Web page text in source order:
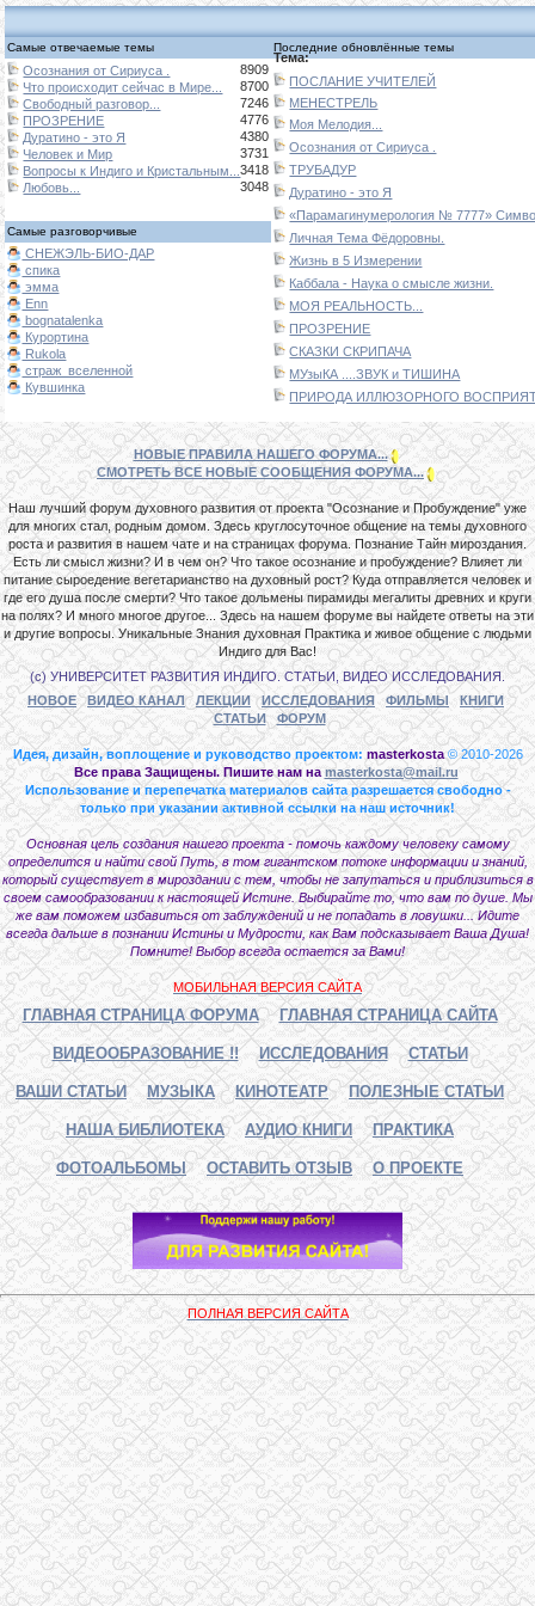
некоторых — даже древнеСЛАВянскую АЗбуку.
Катакомбы. Слева от последнего
вооружен большой секирой чёрного рыцаря.
Склеп Великанов. От первого костра нужно
мимо Лоскутика/Акустика, и рыцарь
Скелетом-звеРЕМ. Вооружен алебардой
рыцаря. Охраняет Резной щит.
О зеро Темных Корней, внизу на проходе к
вооружен алебардой чёрного рыцаря.
Травяной щит.
ГОРнило Первого Пламени. По одному рыцарю
типа (огромный меч, секира, алебарда), а с
мечом - 2 шт. Охраняют путь к Гвину/
ВозрАждаются после отдыха у к Остра или
игрока. Со всех рыцарей в этой
гарантированное выпадение Обломков
титаника......
Самые отвечаемые темы Последние обновлённые темы
Осознания от Сириуса .
8909
Что происходит сейчас в Мире...
8700
Свободный разговор...
7246
ПРОЗРЕНИЕ
4776
Дуратино - это Я
4380
Человек и Мир
3731
Вопросы к Индиго и Кристальным...3418
Любовь...
3048
Тема:
ПОСЛАНИЕ УЧИТЕЛЕЙ
МЕНЕСТРЕЛЬ
Моя Мелодия...
Осознания от Сириуса .
ТРУБАДУР
Дуратино - это Я
«Парамагинумерология № 7777»
Личная Тема Фёдоровны.
Жизнь в 5 Измерении
Каббала - Наука о смысле жизни.
МОЯ РЕАЛЬНОСТЬ...
ПРОЗРЕНИЕ
СКАЗКИ СКРИПАЧА
МУзыКА ....ЗВУК и ТИШИНА
ПРИРОДА ИЛЛЮЗОРНОГО
Самые разговорчивые
СНЕЖЭЛЬ-БИО-ДАР
спика
эмма
Enn
bognatalenka
Курортина
Rukola
страж_вселенной
Кувшинка
НОВЫЕ ПРАВИЛА НАШЕГО ФОРУМА...
СМОТРЕТЬ ВСЕ НОВЫЕ СООБЩЕНИЯ ФОРУМА...
Наш лучший форум духовного развития от проекта "Осознание и Пробуждение" уже
для многих стал, родным домом. Здесь круглосуточное общение на темы духовного
роста и развития в нашем чате и на страницах форума. Познание Тайн мироздания.
Есть ли смысл жизни? И в чем он? Что такое осознание и пробуждение? Влияет ли
питание сыроедение вегетарианство на духовный рост? Куда отправляется человек и
где его душа после смерти? Что такое дольмены пирамиды мегалиты древних и круги
на полях? И много многое другое... Здесь на нашем форуме вы найдете ответы на эти
и другие вопросы. Уникальные Знания духовная Практика и живое общение с людьми
Индиго для Вас!
(с) УНИВЕРСИТЕТ РАЗВИТИЯ ИНДИГО. СТАТЬИ, ВИДЕО ИССЛЕДОВАНИЯ.
НОВОЕ
ВИДЕО КАНАЛ ЛЕКЦИИ ИССЛЕДОВАНИЯ ФИЛЬМЫ
КНИГИ
СТАТЬИ
ФОРУМ
Идея, дизайн, воплощение и руководство проектом: masterkosta © 2010-2026
Все права Защищены. Пишите нам на masterkosta@mail.ru
Использование и перепечатка материалов сайта разрешается свободно -
только при указании активной ссылки на наш источник!
Основная цель создания нашего проекта - помочь каждому человеку самому
определится и найти свой Путь, в том гигантском потоке информации и знаний,
который существует в мироздании с тем, чтобы не запутаться и приблизиться в
своем самообразовании к настоящей Истине. Выбирайте то, что вам по душе. Мы
же вам поможем избавиться от заблуждений и не попадать в ловушки... Идите
всегда дальше в познании Истины и Мудрости, как Вам подсказывает Ваша Душа!
Помните! Выбор всегда остается за Вами!
МОБИЛЬНАЯ ВЕРСИЯ САЙТА
ГЛАВНАЯ СТРАНИЦА ФОРУМА ГЛАВНАЯ СТРАНИЦА САЙТА
ВИДЕООБРАЗОВАНИЕ !! ИССЛЕДОВАНИЯ СТАТЬИ
ВАШИ СТАТЬИ МУЗЫКА КИНОТЕАТР ПОЛЕЗНЫЕ СТАТЬИ
НАША БИБЛИОТЕКА АУДИО КНИГИ ПРАКТИКА
ФОТОАЛЬБОМЫ ОСТАВИТЬ ОТЗЫВ О ПРОЕКТЕ
ПОЛНАЯ ВЕРСИЯ САЙТА